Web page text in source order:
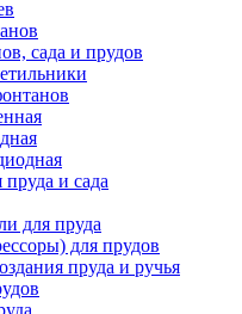
сада и прудов
и сада
для пруда
для прудов
пруда и ручья